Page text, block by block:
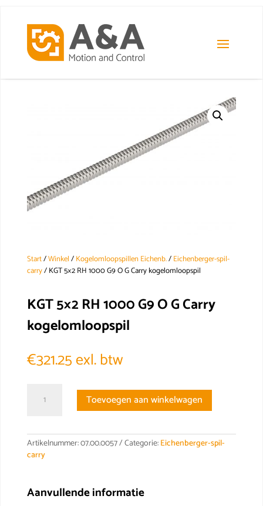
Start/Winkel/Kogelomloopspillen Eichenb./Eichenberger-spil-
carry/ KGT 5×2 RH 1000 G9 O G Carry kogelomloopspil
KGT 5×2 RH 1000 G9 O G Carry
kogelomloopspil
€321.25exl. btw
G9
O
G
aantal
Toevoegen aan winkelwagen
Artikelnummer:07.00.0057 Categorie:Eichenberger-spil-
carry
Aanvullende informatie